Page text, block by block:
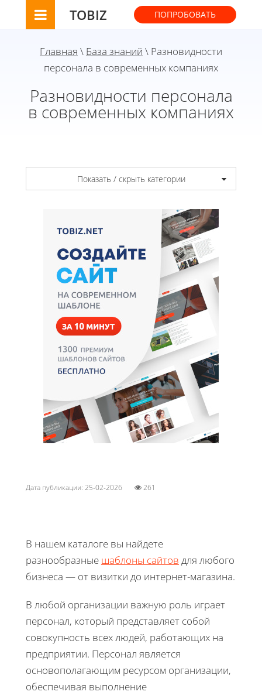
TOBIZ ПОПРОБОВАТЬ
Главная \ База знаний \ Разновидности
персонала в современных компаниях
Разновидности персонала
в современных компаниях
Показать / скрыть категории
Дата публикации: 25-02-2026 261
В нашем каталоге вы найдете
разнообразные шаблоны сайтов для любого
бизнеса — от визитки до интернет-магазина.
В любой организации важную роль играет
персонал, который представляет собой
совокупность всех людей, работающих на
предприятии. Персонал является
основополагающим ресурсом организации,
обеспечивая выполнение